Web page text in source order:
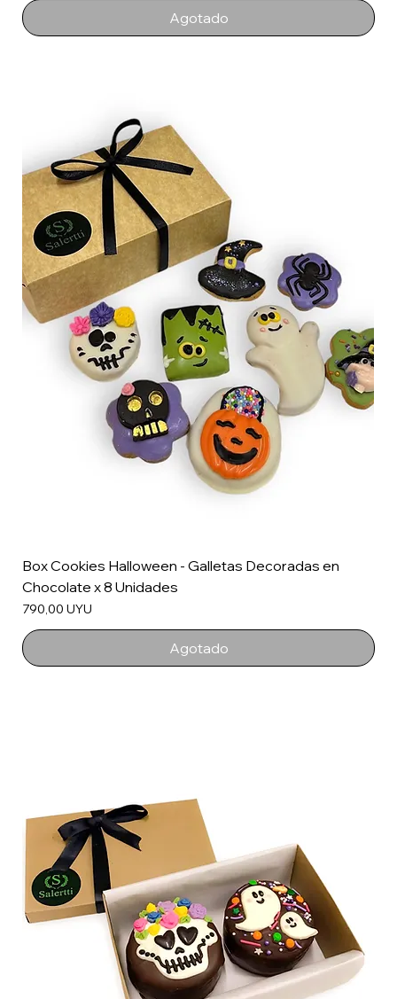
Agotado
Box Cookies Halloween - Galletas Decoradas en
Chocolate x 8 Unidades
Precio
790,00 UYU
Agotado